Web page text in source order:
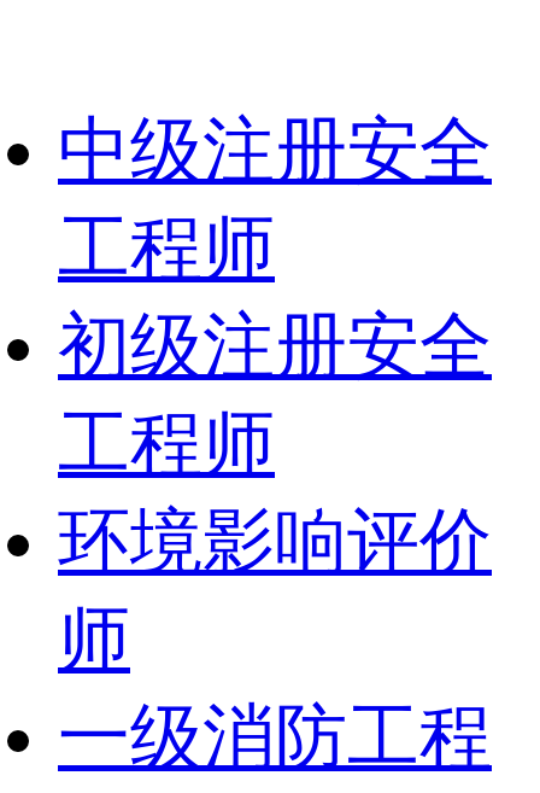
中级注册安全
工程师
初级注册安全
工程师
环境影响评价
师
一级消防工程